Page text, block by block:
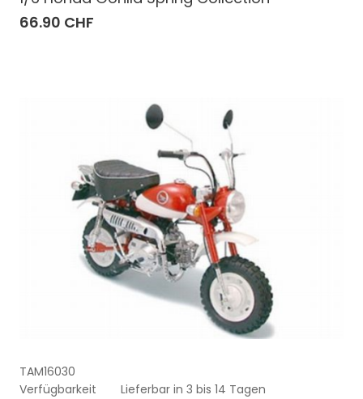
66.90 CHF
TAM16030
Verfügbarkeit
Lieferbar in 3 bis 14 Tagen